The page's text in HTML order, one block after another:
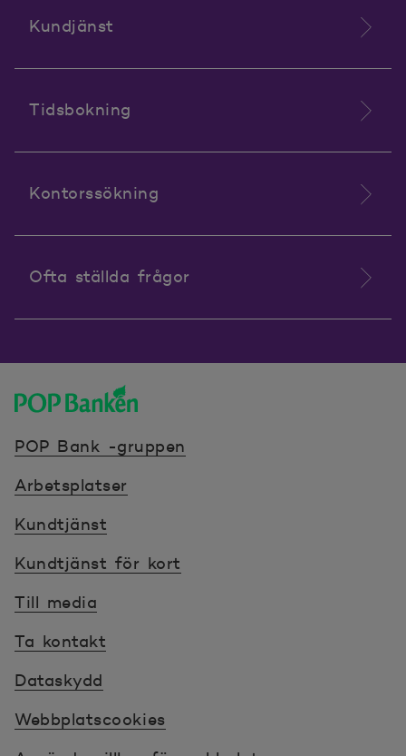
Kundjänst
Tidsbokning
Kontorssökning
Ofta ställda frågor
POP Bank -gruppen
Arbetsplatser
Kundtjänst
Kundtjänst för kort
Till media
Ta kontakt
Dataskydd
Webbplatscookies